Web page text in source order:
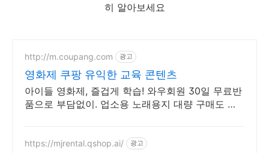
히 알아보세요
http://m.coupang.com 광고
영화제 쿠팡 유익한 교육 콘텐츠
아이들 영화제, 즐겁게 학습! 와우회원 30일 무료반
품으로 부담없이. 업소용 노래용지 대량 구매도 쿠
https://mjrental.qshop.ai/ 광고